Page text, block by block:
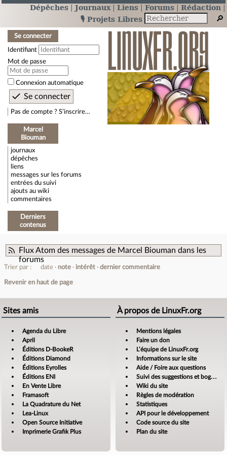
Dépêches Journaux Liens Forums
Rédaction
🎙️ Projets Libres
Se connecter
Identifiant
Mot de passe
Connexion automatique
Pas de compte ? S’inscrire…
Marcel
Biouman
journaux
dépêches
liens
messages sur les forums
entrées du suivi
ajouts au wiki
commentaires
Derniers
contenus
Flux Atom des messages de Marcel Biouman dans les
forums
Trier par : date note intérêt dernier commentaire
Revenir en haut de page
Sites amis
Agenda du Libre
April
Éditions D-BookeR
Éditions Diamond
Éditions Eyrolles
Éditions ENI
En Vente Libre
Framasoft
La Quadrature du Net
Lea-Linux
Open Source Initiative
Imprimerie Grafik Plus
À propos de LinuxFr.org
Mentions légales
Faire un don
L’équipe de LinuxFr.org
Informations sur le site
Aide / Foire aux questions
Suivi des suggestions et bogues
Wiki du site
Règles de modération
Statistiques
API pour le développement
Code source du site
Plan du site